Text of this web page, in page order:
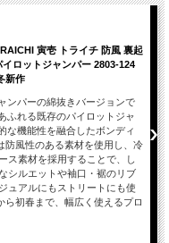
寅壱 トライチ 防風 裏起
ロットジャンパー 2803-124
新作
ンパーの綿抜きバージョンで
ふれる既存のパイロットジャ
な機能性を融合したボンディ
防風性のある素材を使用し、冷
ス素材を採用することで、し
シルエットや袖口・裾のリブ
ュアルにもストリートにも使
ら初春まで、幅広く使えるプロ